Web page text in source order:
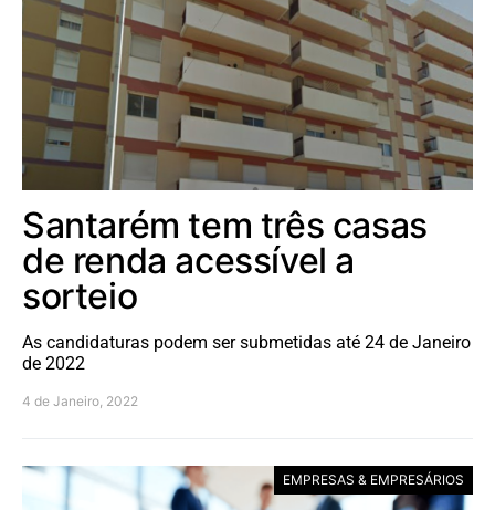
Santarém tem três casas
de renda acessível a
sorteio
As candidaturas podem ser submetidas até 24 de Janeiro
de 2022
4 de Janeiro, 2022
EMPRESAS & EMPRESÁRIOS